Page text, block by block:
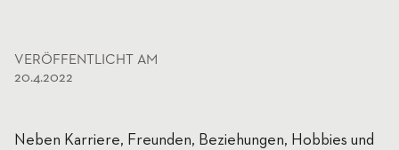
VERÖFFENTLICHT AM
20.4.2022
Neben Karriere, Freunden, Beziehungen, Hobbies und